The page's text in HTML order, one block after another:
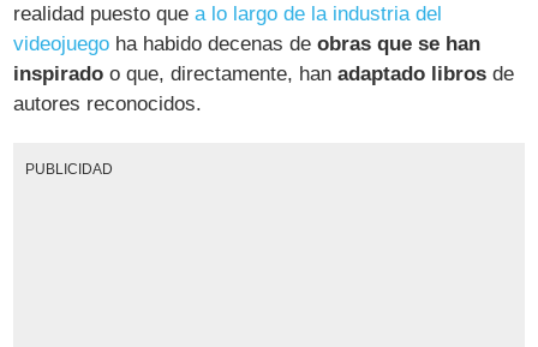
realidad puesto quea lo largo de la industria del
videojuego ha habido decenas deobras que se han
inspirado o que, directamente, hanadaptado libros de
autores reconocidos.
PUBLICIDAD